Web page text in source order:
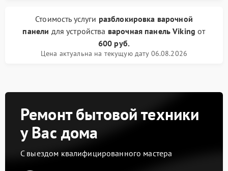
Стоимость услуги разблокировка варочной
панели для устройства варочная панель Viking от
600 руб.
Цена актуальна на текущую дату 06.08.2026
Ремонт бытовой техники
у Вас дома
С выездом квалифицированного мастера